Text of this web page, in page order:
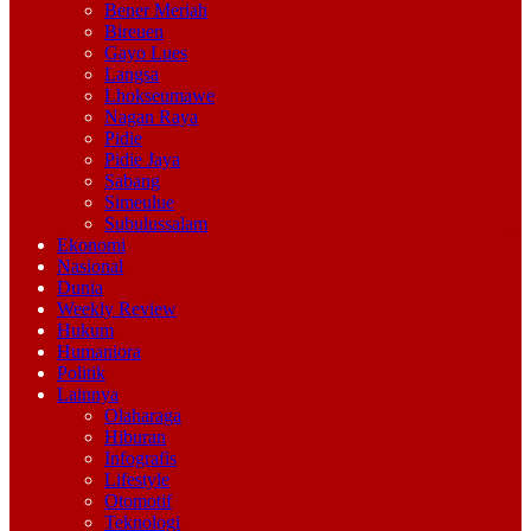
Bener Meriah
Bireuen
Gayo Lues
Langsa
Lhokseumawe
Nagan Raya
Pidie
Pidie Jaya
Sabang
Simeulue
Subulussalam
Ekonomi
Nasional
Dunia
Weekly Review
Hukum
Humaniora
Politik
Lainnya
Olaharaga
Hiburan
Infografis
Lifestyle
Otomotif
Teknologi